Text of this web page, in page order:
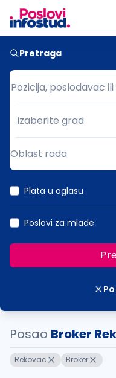
Pretraga
Pozicija, poslodavac
Pozicija, poslodavac
Grad
Izaberite grad
Oblast rada
Plata u oglasu
Poslovi za mlade
Posao Broker
Rekovac Broker